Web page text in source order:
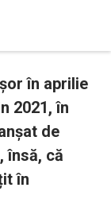
în aprilie
2021, în
de
însă, că
în